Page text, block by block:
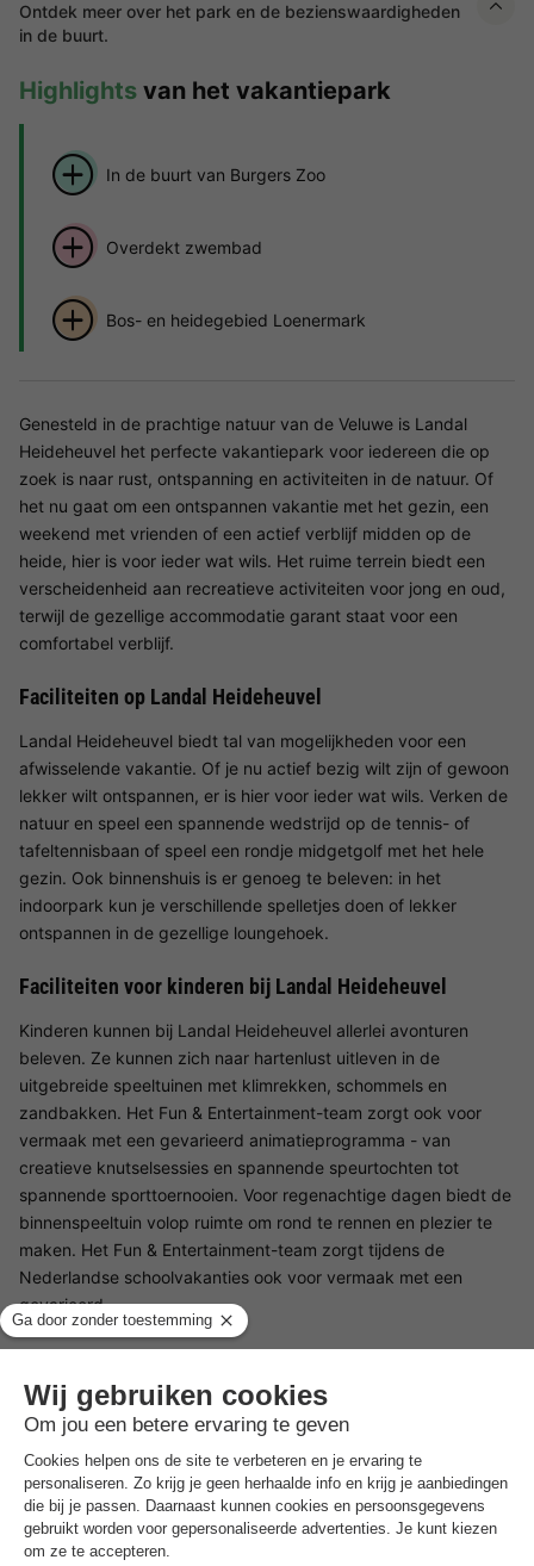
Ontdek meer over het park en de bezienswaardigheden
in de buurt.
Highlights van het vakantiepark
In de buurt van Burgers Zoo
Overdekt zwembad
Bos- en heidegebied Loenermark
Genesteld in de prachtige natuur van de Veluwe is Landal
Heideheuvel het perfecte vakantiepark voor iedereen die op
zoek is naar rust, ontspanning en activiteiten in de natuur. Of
het nu gaat om een ontspannen vakantie met het gezin, een
weekend met vrienden of een actief verblijf midden op de
heide, hier is voor ieder wat wils. Het ruime terrein biedt een
verscheidenheid aan recreatieve activiteiten voor jong en oud,
terwijl de gezellige accommodatie garant staat voor een
comfortabel verblijf.
Faciliteiten op Landal Heideheuvel
Landal Heideheuvel biedt tal van mogelijkheden voor een
afwisselende vakantie. Of je nu actief bezig wilt zijn of gewoon
lekker wilt ontspannen, er is hier voor ieder wat wils. Verken de
natuur en speel een spannende wedstrijd op de tennis- of
tafeltennisbaan of speel een rondje midgetgolf met het hele
gezin. Ook binnenshuis is er genoeg te beleven: in het
indoorpark kun je verschillende spelletjes doen of lekker
ontspannen in de gezellige loungehoek.
Faciliteiten voor kinderen bij Landal Heideheuvel
Kinderen kunnen bij Landal Heideheuvel allerlei avonturen
beleven. Ze kunnen zich naar hartenlust uitleven in de
uitgebreide speeltuinen met klimrekken, schommels en
zandbakken. Het Fun & Entertainment-team zorgt ook voor
vermaak met een gevarieerd animatieprogramma - van
creatieve knutselsessies en spannende speurtochten tot
spannende sporttoernooien. Voor regenachtige dagen biedt de
binnenspeeltuin volop ruimte om rond te rennen en plezier te
maken. Het Fun & Entertainment-team zorgt tijdens de
Nederlandse schoolvakanties ook voor vermaak met een
gevarieerd.
Het hoogtepunt voor veel gasten is het verwarmde
binnenzwembad, dat bij elk weertype zwemplezier biedt.
Ontspan en trek baantjes of geniet van de weldadige warmte
van de whirlpool. Voor de jongere gasten is er een apart
kinderbad met waterspelletjes waar ze veilig kunnen spetteren.
Wie van actie houdt, kan zich opfrissen onder de plonsdouche